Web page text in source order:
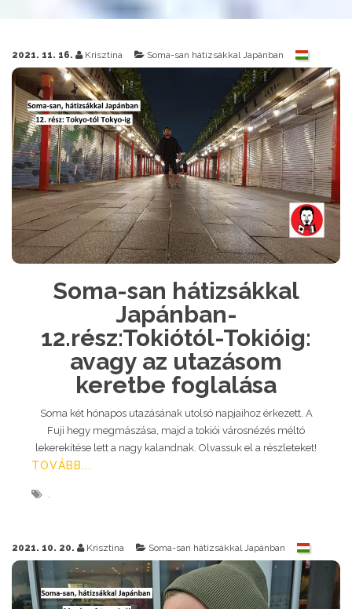
2021. 11. 16. Krisztina Soma-san hátizsákkal Japánban
Soma-san hátizsákkal
Japánban-
12.rész:Tokiótól-Tokióig:
avagy az utazásom
keretbe foglalása
Soma két hónapos utazásának utolsó napjaihoz érkezett. A
Fuji hegy megmászása, majd a tokiói városnézés méltó
lekerekítése lett a nagy kalandnak. Olvassuk el a részleteket!
TOVÁBB...
2021. 10. 20. Krisztina Soma-san hátizsákkal Japánban